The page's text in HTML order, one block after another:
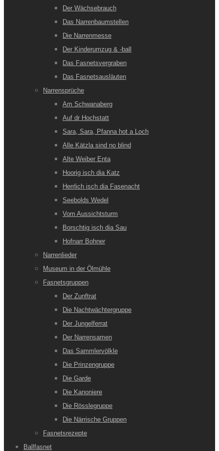
Der Wächsebrauch
Das Narrenbaumstellen
Die Narrenmesse
Der Kinderumzug & -ball
Das Fasnetsvergraben
Das Fasnetsausläuten
Narrensprüche
Am Schwanaberg
Auf dr Hochstatt
Sara, Sara, Pfanna hot a Loch
Alle Kätzla sind no blind
Alte Weiber Enta
Hoorig isch dia Katz
Herrlich isch dia Fasenacht
Seebolds Wedel
Vom Aussichtsturm
Borschtig isch dia Sau
Hofnarr Bohner
Narrenlieder
Museum in der Ölmühle
Fasnetsgruppen
Der Zunftrat
Die Nachtwächtergruppe
Der Jungelferrat
Der Narrensamen
Das Sammlervölkle
Die Prinzengruppe
Die Garde
Die Kanoniere
Die Rösslegruppe
Die Närrische Gruppen
Fasnetsrezepte
Ballfasnet